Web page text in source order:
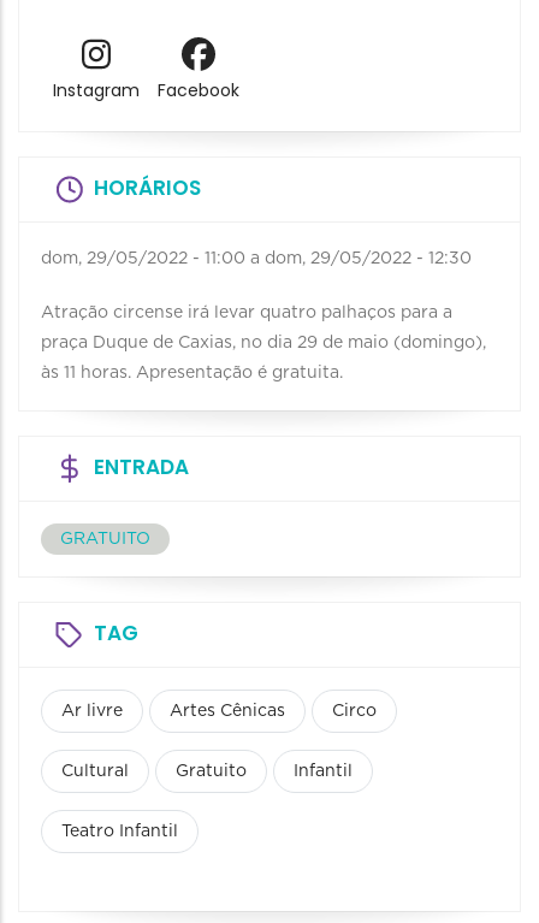
Instagram Facebook
HORÁRIOS
dom, 29/05/2022 - 11:00 a dom, 29/05/2022 - 12:30
Atração circense irá levar quatro palhaços para a
praça Duque de Caxias, no dia 29 de maio (domingo),
às 11 horas. Apresentação é gratuita.
ENTRADA
GRATUITO
TAG
Ar livre Artes Cênicas Circo
Cultural Gratuito Infantil
Teatro Infantil